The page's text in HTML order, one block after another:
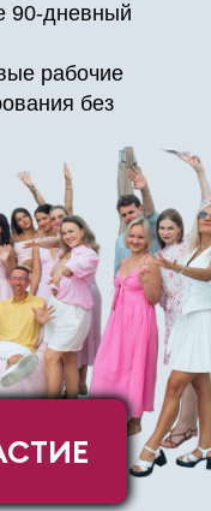
90‑дневный
рабочие
без